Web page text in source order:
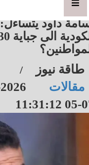
داود
طاقة نيوز /
مقالات
07-05